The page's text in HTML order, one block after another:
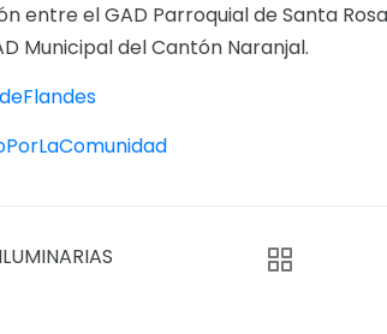
entre el GAD Parroquial de Santa
Municipal del Cantón Naranjal.